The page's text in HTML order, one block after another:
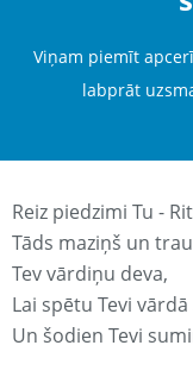
Viņam piemīt
labprāt
Reiz piedzimi Tu -
Tāds maziņš un
Tev vārdiņu deva,
Lai spētu Tevi
Un šodien Tevi